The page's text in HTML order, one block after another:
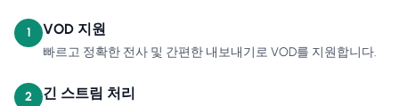
1 VOD 지원
빠르고 정확한 전사 및 간편한 내보내기로 VOD를 지원합니다.
2 긴 스트림 처리